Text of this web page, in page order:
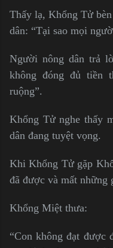
Thấy lạ, Khổng Tử
dân: “Tại sao mọi
Người nông dân trả
không đóng đủ tiền
ruộng”.
Khổng Tử nghe thấy
dân đang tuyệt vọng.
Khi Khổng Tử gặp
đã được và mất những
Khổng Miệt thưa:
“Con không đạt được